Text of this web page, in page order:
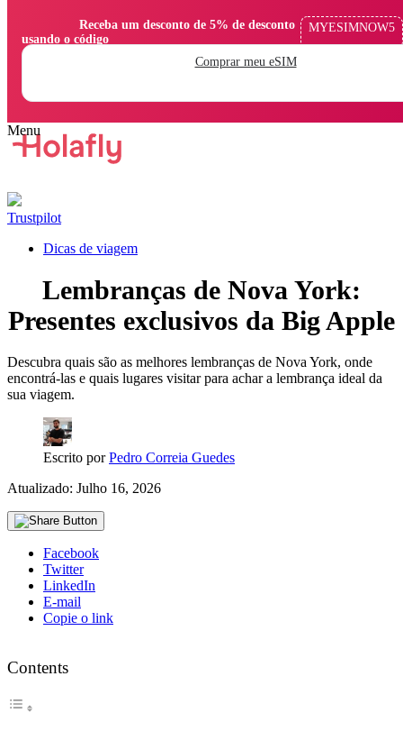
usando o código
MYESIMNOW5
Comprar meu eSIM
Trustpilot
Dicas de viagem
Lembranças de Nova York:
Presentes exclusivos da Big Apple
Descubra quais são as melhores lembranças de Nova York, onde
encontrá-las e quais lugares visitar para achar a lembrança ideal da
sua viagem.
Escrito porPedro Correia Guedes
Atualizado: Julho 16, 2026
Facebook
Twitter
LinkedIn
E-mail
Copie o link
Contents